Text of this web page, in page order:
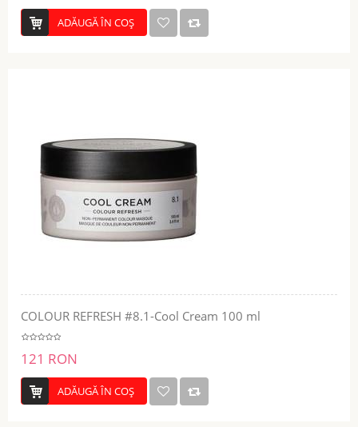
ADĂUGĂ ÎN COŞ
COLOUR REFRESH #8.1-Cool Cream 100 ml
121 RON
ADĂUGĂ ÎN COŞ